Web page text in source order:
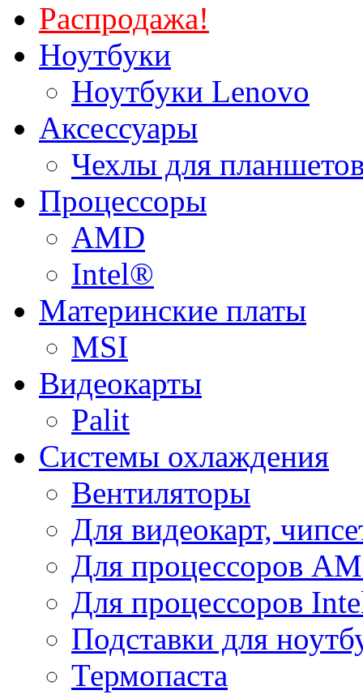
Распродажа!
Ноутбуки
Ноутбуки Lenovo
Аксессуары
Чехлы для
Процессоры
AMD
Intel®
Материнские платы
MSI
Видеокарты
Palit
Системы охлаждения
Вентиляторы
Для видеокарт,
Для процессоров
Для процессоров
Подставки для
Термопаста